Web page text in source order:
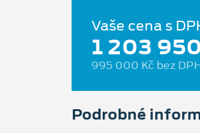
Vaše cena s
1 203
995 000 Kč bez
Podrobné